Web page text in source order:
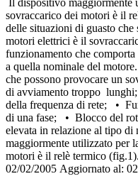
Il dispositivo maggiormente
sovraccarico dei motori è
delle situazioni di guasto che
motori elettrici è il
funzionamento che
a quella nominale del
che possono provocare un
di avviamento troppo
della frequenza di rete; •
di una fase; • Blocco del
elevata in relazione al tipo
maggiormente utilizzato per
motori è il relè termico
02/02/2005 Aggiornato al: